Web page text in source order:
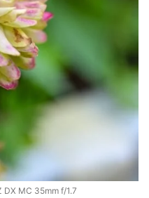
DX MC 35mm f/1.7